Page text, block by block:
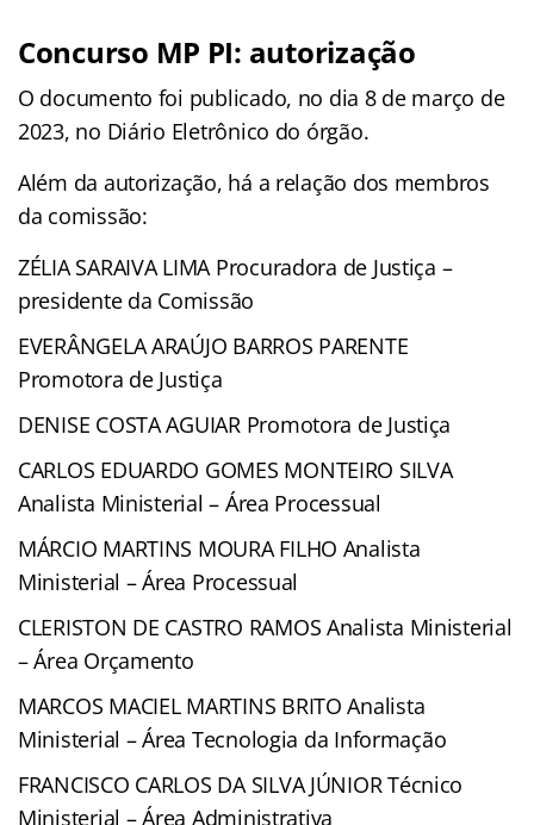
Concurso MP PI: autorização
O documento foi publicado, no dia 8 de março de
2023, no Diário Eletrônico do órgão.
Além da autorização, há a relação dos membros
da comissão:
ZÉLIA SARAIVA LIMA Procuradora de Justiça –
presidente da Comissão
EVERÂNGELA ARAÚJO BARROS PARENTE
Promotora de Justiça
DENISE COSTA AGUIAR Promotora de Justiça
CARLOS EDUARDO GOMES MONTEIRO SILVA
Analista Ministerial – Área Processual
MÁRCIO MARTINS MOURA FILHO Analista
Ministerial – Área Processual
CLERISTON DE CASTRO RAMOS Analista Ministerial
– Área Orçamento
MARCOS MACIEL MARTINS BRITO Analista
Ministerial – Área Tecnologia da Informação
FRANCISCO CARLOS DA SILVA JÚNIOR Técnico
Ministerial – Área Administrativa